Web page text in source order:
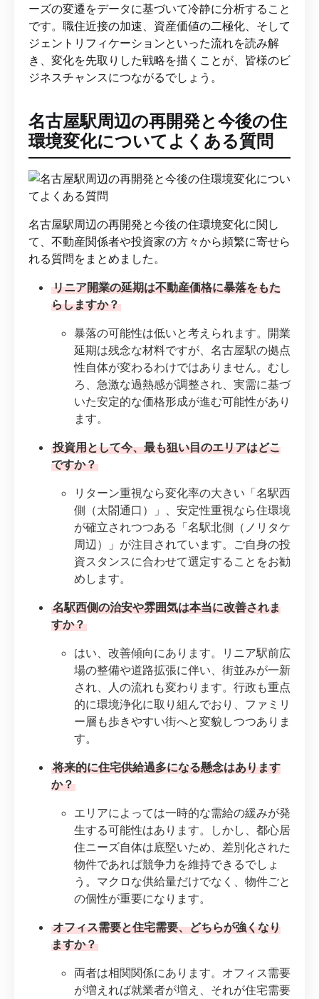
ーズの変遷をデータに基づいて冷静に分析すること
です。職住近接の加速、資産価値の二極化、そして
ジェントリフィケーションといった流れを読み解
き、変化を先取りした戦略を描くことが、皆様のビ
ジネスチャンスにつながるでしょう。
名古屋駅周辺の再開発と今後の住
環境変化についてよくある質問
名古屋駅周辺の再開発と今後の住環境変化に関し
て、不動産関係者や投資家の方々から頻繁に寄せら
れる質問をまとめました。
リニア開業の延期は不動産価格に暴落をもた
らしますか？
暴落の可能性は低いと考えられます。開業
延期は残念な材料ですが、名古屋駅の拠点
性自体が変わるわけではありません。むし
ろ、急激な過熱感が調整され、実需に基づ
いた安定的な価格形成が進む可能性があり
ます。
投資用として今、最も狙い目のエリアはどこ
ですか？
リターン重視なら変化率の大きい「名駅西
側（太閤通口）」、安定性重視なら住環境
が確立されつつある「名駅北側（ノリタケ
周辺）」が注目されています。ご自身の投
資スタンスに合わせて選定することをお勧
めします。
名駅西側の治安や雰囲気は本当に改善されま
すか？
はい、改善傾向にあります。リニア駅前広
場の整備や道路拡張に伴い、街並みが一新
され、人の流れも変わります。行政も重点
的に環境浄化に取り組んでおり、ファミリ
ー層も歩きやすい街へと変貌しつつありま
す。
将来的に住宅供給過多になる懸念はあります
か？
エリアによっては一時的な需給の緩みが発
生する可能性はあります。しかし、都心居
住ニーズ自体は底堅いため、差別化された
物件であれば競争力を維持できるでしょ
う。マクロな供給量だけでなく、物件ごと
の個性が重要になります。
オフィス需要と住宅需要、どちらが強くなり
ますか？
両者は相関関係にあります。オフィス需要
が増えれば就業者が増え、それが住宅需要